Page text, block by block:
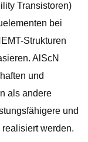
Transistoren)
bei
Strukturen
AlScN
und
als andere
und
werden.